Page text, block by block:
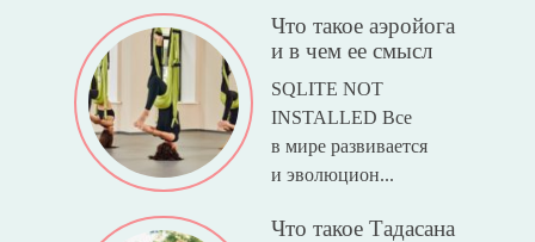
Что такое аэройога
и в чем ее смысл
SQLITE NOT
INSTALLED Все
в мире развивается
и эволюцион...
Что такое Тадасана